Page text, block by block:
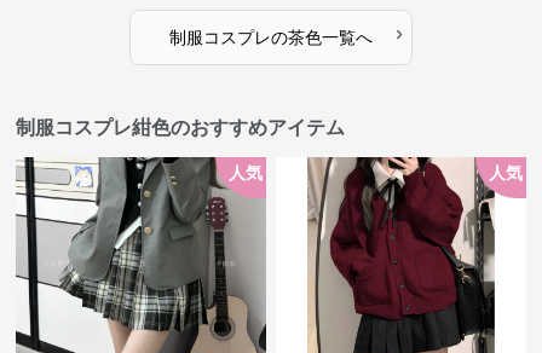
制服コスプレの茶色一覧へ ›
制服コスプレ紺色のおすすめアイテム
人気 人気